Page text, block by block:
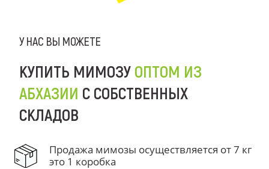
У НАС ВЫ МОЖЕТЕ
КУПИТЬ МИМОЗУ ОПТОМ ИЗ
АБХАЗИИ С СОБСТВЕННЫХ
СКЛАДОВ
Продажа мимозы осуществляется от 7 кг
это 1 коробка